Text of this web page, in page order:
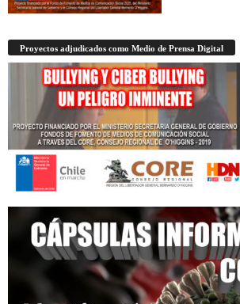
Proyectos adjudicados como Medio de Prensa Digital